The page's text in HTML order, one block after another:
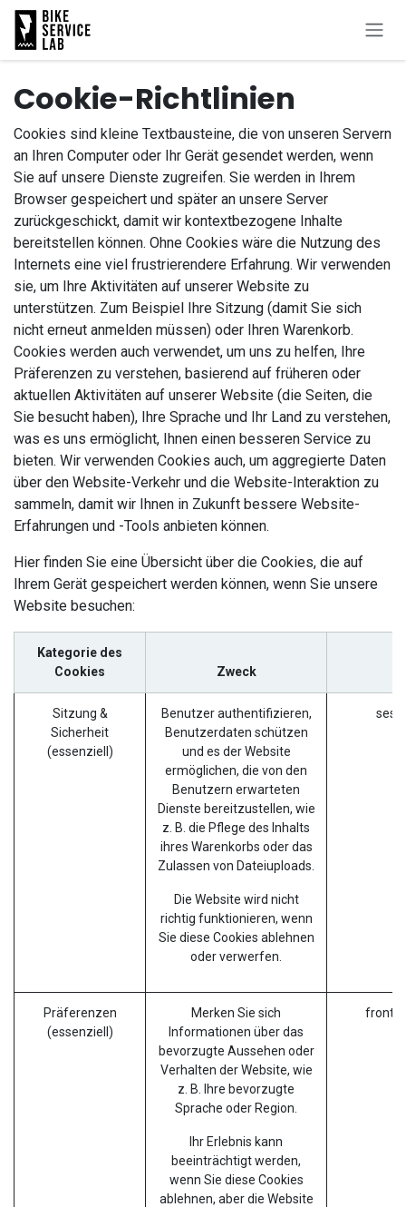
Zum Inhalt springen
Cookie-Richtlinien
Cookies sind kleine Textbausteine, die von unseren Servern
an Ihren Computer oder Ihr Gerät gesendet werden, wenn
Sie auf unsere Dienste zugreifen. Sie werden in Ihrem
Browser gespeichert und später an unsere Server
zurückgeschickt, damit wir kontextbezogene Inhalte
bereitstellen können. Ohne Cookies wäre die Nutzung des
Internets eine viel frustrierendere Erfahrung. Wir verwenden
sie, um Ihre Aktivitäten auf unserer Website zu
unterstützen. Zum Beispiel Ihre Sitzung (damit Sie sich
nicht erneut anmelden müssen) oder Ihren Warenkorb.
Cookies werden auch verwendet, um uns zu helfen, Ihre
Präferenzen zu verstehen, basierend auf früheren oder
aktuellen Aktivitäten auf unserer Website (die Seiten, die
Sie besucht haben), Ihre Sprache und Ihr Land zu verstehen,
was es uns ermöglicht, Ihnen einen besseren Service zu
bieten. Wir verwenden Cookies auch, um aggregierte Daten
über den Website-Verkehr und die Website-Interaktion zu
sammeln, damit wir Ihnen in Zukunft bessere Website-
Erfahrungen und -Tools anbieten können.
Hier finden Sie eine Übersicht über die Cookies, die auf
Ihrem Gerät gespeichert werden können, wenn Sie unsere
Website besuchen:
Kategorie des
Cookies
Zweck
Sitzung &
Sicherheit
(essenziell)
Benutzer authentifizieren,
Benutzerdaten schützen
und es der Website
ermöglichen, die von den
Benutzern erwarteten
Dienste bereitzustellen, wie
z. B. die Pflege des Inhalts
ihres Warenkorbs oder das
Zulassen von Dateiuploads.
Die Website wird nicht
richtig funktionieren, wenn
Sie diese Cookies ablehnen
oder verwerfen.
Präferenzen
(essenziell)
Merken Sie sich
Informationen über das
bevorzugte Aussehen oder
Verhalten der Website, wie
z. B. Ihre bevorzugte
Sprache oder Region.
Ihr Erlebnis kann
beeinträchtigt werden,
wenn Sie diese Cookies
ablehnen, aber die Website